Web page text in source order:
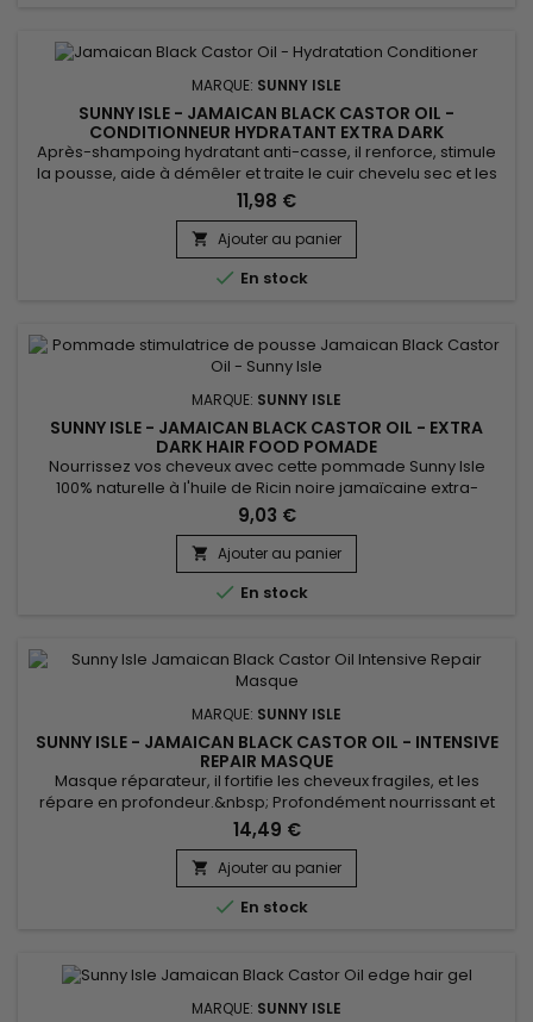
MARQUE: SUNNY ISLE
SUNNY ISLE - JAMAICAN BLACK CASTOR OIL -
CONDITIONNEUR HYDRATANT EXTRA DARK
Après-shampoing hydratant anti-casse, il renforce, stimule
la pousse, aide à démêler et traite le cuir chevelu sec et les
démangeaisons. Sunny Isle Extra Dark Jamaican Black
Castor Oil Conditioner contient de la protéine de blé, pour
fortifier les cheveux et les réparer. Cet après-shampooing
est idéal pour adoucir et apporter de la brillance aux
cheveux...
11,98 €
 Ajouter au panier
 En stock
MARQUE: SUNNY ISLE
SUNNY ISLE - JAMAICAN BLACK CASTOR OIL - EXTRA
DARK HAIR FOOD POMADE
Nourrissez vos cheveux avec cette pommade Sunny Isle
100% naturelle à l'huile de Ricin noire jamaïcaine extra-
foncée.&nbsp; Une solution parfaite pour hydrater le cuir
chevelu sec et prévenir la casse des cheveux tout en
combattant les cheveux crépus et les pellicules. &nbsp;Sunny
Isle - Jamaican Black Castor Oil - Extra Dark Hair Food
Pomade est...
9,03 €
 Ajouter au panier
 En stock
MARQUE: SUNNY ISLE
SUNNY ISLE - JAMAICAN BLACK CASTOR OIL - INTENSIVE
REPAIR MASQUE
Masque réparateur, il fortifie les cheveux fragiles, et les
répare en profondeur.&nbsp; Profondément nourrissant et
hydratant, Sunny Isle Jamaican Black Castor Oil Intensive
Repair Masque améliore la résistance des cheveux, tout en
favorisant la pousse, la douceur et la brillance. Les huiles de
Carthame et de pépin de Raisin riche en antioxydants...
14,49 €
 Ajouter au panier
 En stock
MARQUE: SUNNY ISLE